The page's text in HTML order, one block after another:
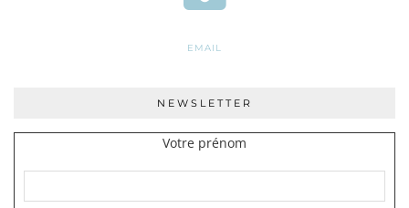
EMAIL
NEWSLETTER
Votre prénom